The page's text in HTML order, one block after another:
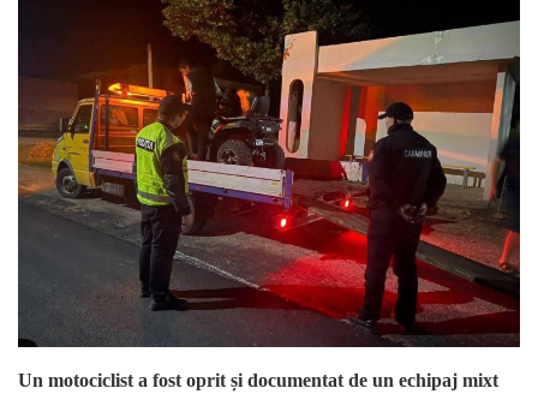
Un motociclist a fost oprit și documentat de un echipaj mixt